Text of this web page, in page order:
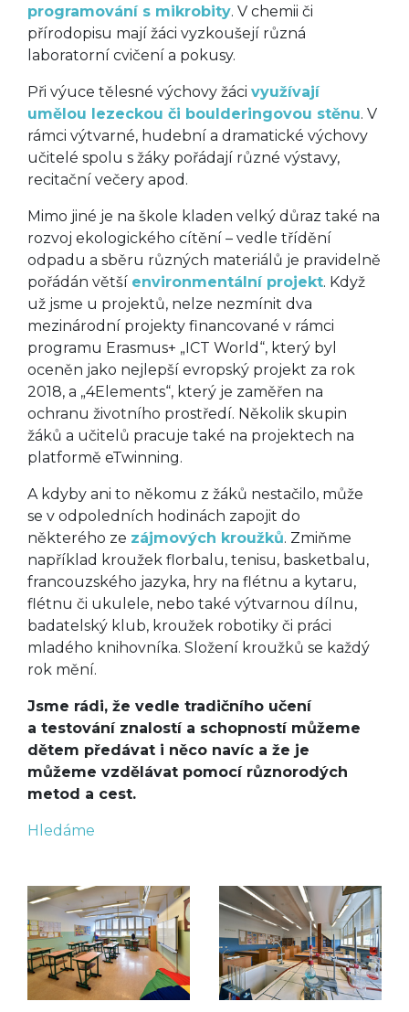
programování s mikrobity. V chemii či
přírodopisu mají žáci vyzkoušejí různá
laboratorní cvičení a pokusy.
Při výuce tělesné výchovy žáci využívají
umělou lezeckou či boulderingovou stěnu. V
rámci výtvarné, hudební a dramatické výchovy
učitelé spolu s žáky pořádají různé výstavy,
recitační večery apod.
Mimo jiné je na škole kladen velký důraz také na
rozvoj ekologického cítění – vedle třídění
odpadu a sběru různých materiálů je pravidelně
pořádán větší environmentální projekt. Když
už jsme u projektů, nelze nezmínit dva
mezinárodní projekty financované v rámci
programu Erasmus+ „ICT World“, který byl
oceněn jako nejlepší evropský projekt za rok
2018, a „4Elements“, který je zaměřen na
ochranu životního prostředí. Několik skupin
žáků a učitelů pracuje také na projektech na
platformě eTwinning.
A kdyby ani to někomu z žáků nestačilo, může
se v odpoledních hodinách zapojit do
některého ze zájmových kroužků. Zmiňme
například kroužek florbalu, tenisu, basketbalu,
francouzského jazyka, hry na flétnu a kytaru,
flétnu či ukulele, nebo také výtvarnou dílnu,
badatelský klub, kroužek robotiky či práci
mladého knihovníka. Složení kroužků se každý
rok mění.
Jsme rádi, že vedle tradičního učení
a testování znalostí a schopností můžeme
dětem předávat i něco navíc a že je
můžeme vzdělávat pomocí různorodých
metod a cest.
Hledáme